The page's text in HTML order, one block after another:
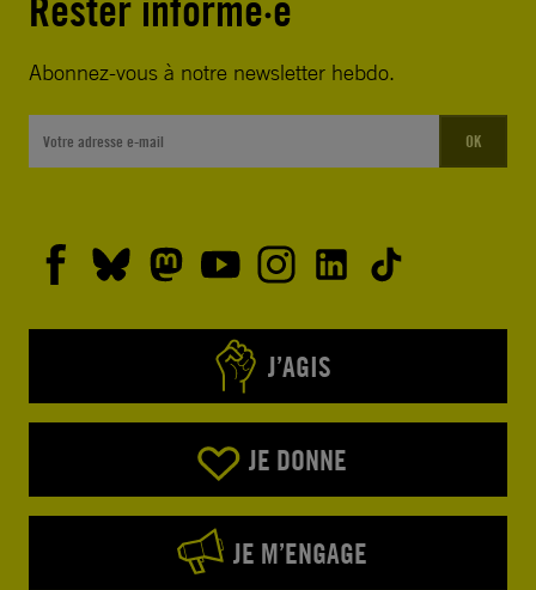
Abonnez-vous à notre newsletter hebdo.
OK
J’AGIS
JE DONNE
JE M’ENGAGE